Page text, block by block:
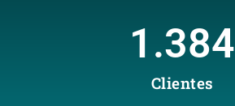
Clientes
1.384